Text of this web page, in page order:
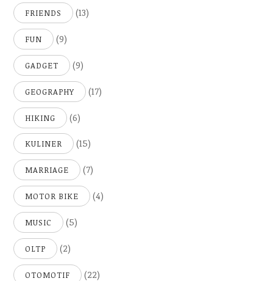
FRIENDS (13)
FUN (9)
GADGET (9)
GEOGRAPHY (17)
HIKING (6)
KULINER (15)
MARRIAGE (7)
MOTOR BIKE (4)
MUSIC (5)
OLTP (2)
OTOMOTIF (22)